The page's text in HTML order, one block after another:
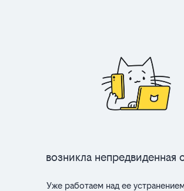
Возникла непредвиденная
Уже работаем над ее